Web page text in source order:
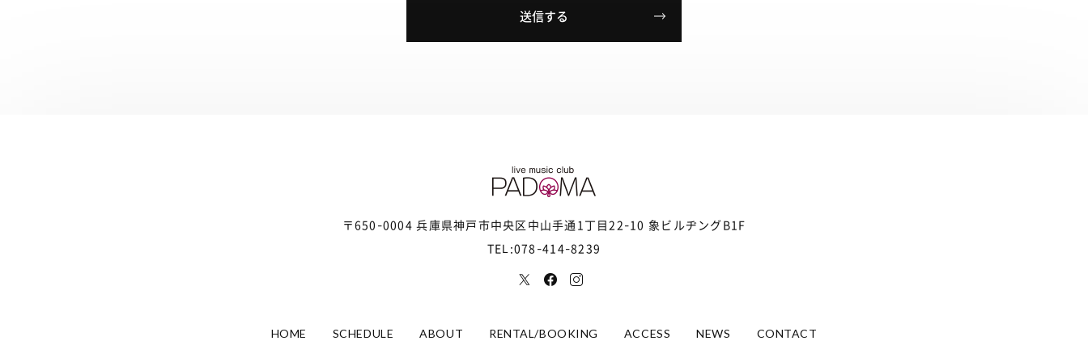
〒650-0004 兵庫県神戸市中央区 中山手通1丁目22-10 象ビルヂングB1F
TEL:078-414-8239
HOME SCHEDULE ABOUT RENTAL/BOOKING ACCESS NEWS CONTACT